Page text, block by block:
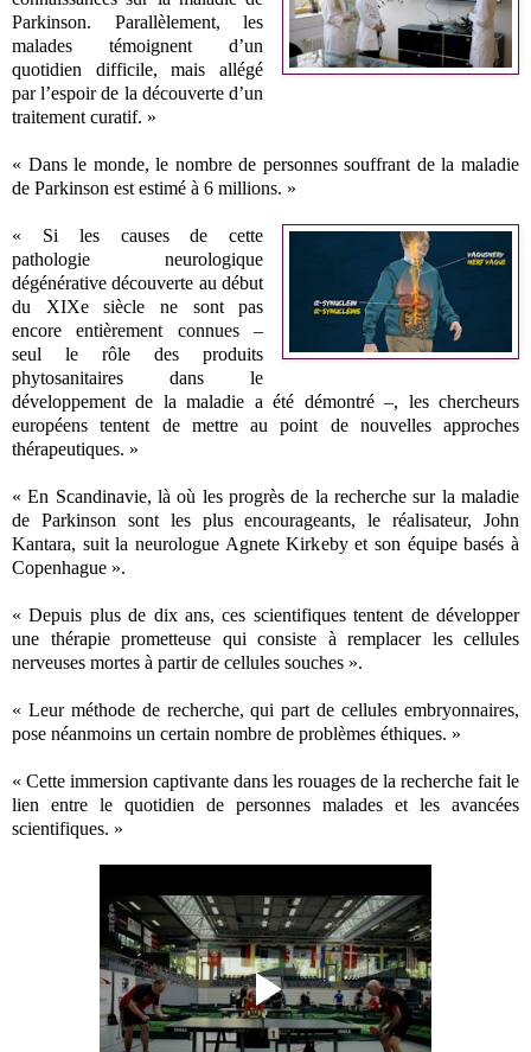
Parkinson. Parallèlement, les
malades témoignent d’un
quotidien difficile, mais allégé
par l’espoir de la découverte d’un
traitement curatif. »
« Dans le monde, le nombre de personnes souffrant de la maladie
de Parkinson est estimé à 6 millions. »
« Si les causes de cette
pathologie neurologique
dégénérative découverte au début
du XIXe siècle ne sont pas
encore entièrement connues –
seul le rôle des produits
phytosanitaires dans le
développement de la maladie a été démontré –, les chercheurs
européens tentent de mettre au point de nouvelles approches
thérapeutiques. »
« En Scandinavie, là où les progrès de la recherche sur la maladie
de Parkinson sont les plus encourageants, le réalisateur, John
Kantara, suit la neurologue Agnete Kirkeby et son équipe basés à
Copenhague ».
« Depuis plus de dix ans, ces scientifiques tentent de développer
une thérapie prometteuse qui consiste à remplacer les cellules
nerveuses mortes à partir de cellules souches ».
« Leur méthode de recherche, qui part de cellules embryonnaires,
pose néanmoins un certain nombre de problèmes éthiques. »
« Cette immersion captivante dans les rouages de la recherche fait le
lien entre le quotidien de personnes malades et les avancées
scientifiques. »